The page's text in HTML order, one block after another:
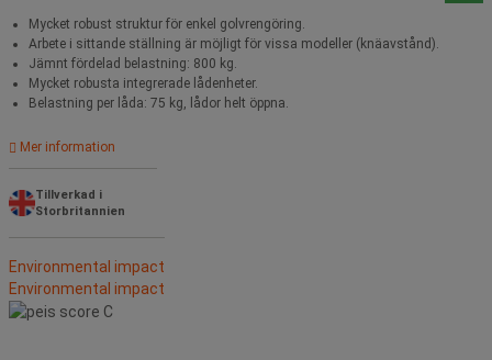
Mycket robust struktur för enkel golvrengöring.
Arbete i sittande ställning är möjligt för vissa modeller (knäavstånd).
Jämnt fördelad belastning: 800 kg.
Mycket robusta integrerade lådenheter.
Belastning per låda: 75 kg, lådor helt öppna.
Mer information
Tillverkad i
Storbritannien
Environmental impact
Environmental impact